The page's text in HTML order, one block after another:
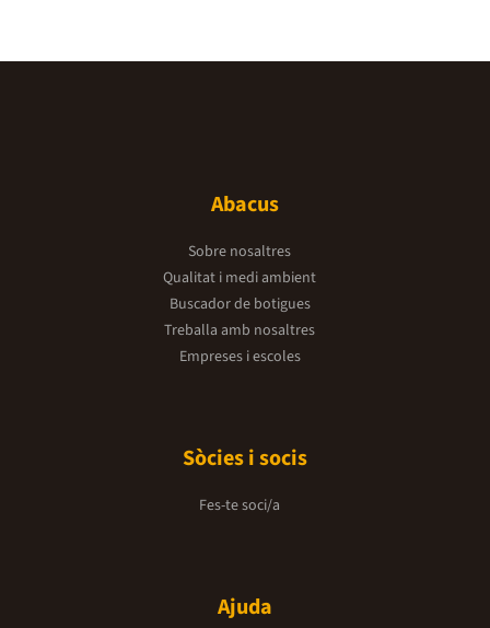
Abacus
Sobre nosaltres
Qualitat i medi ambient
Buscador de botigues
Treballa amb nosaltres
Empreses i escoles
Sòcies i socis
Fes-te soci/a
Ajuda